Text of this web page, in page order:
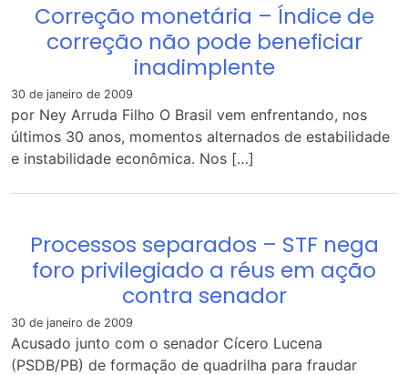
Correção monetária – Índice de
correção não pode beneficiar
inadimplente
30 de janeiro de 2009
por Ney Arruda Filho O Brasil vem enfrentando, nos
últimos 30 anos, momentos alternados de estabilidade
e instabilidade econômica. Nos […]
Processos separados – STF nega
foro privilegiado a réus em ação
contra senador
30 de janeiro de 2009
Acusado junto com o senador Cícero Lucena
(PSDB/PB) de formação de quadrilha para fraudar